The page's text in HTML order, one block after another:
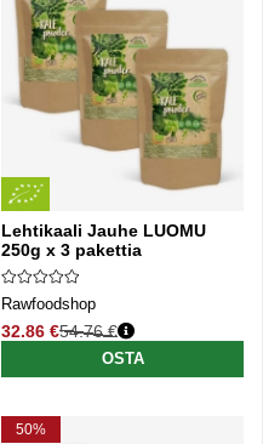
Lehtikaali Jauhe LUOMU
250g x 3 pakettia
Rawfoodshop
32.86 €
Normaali hinta
54.76 €
OSTA
50%